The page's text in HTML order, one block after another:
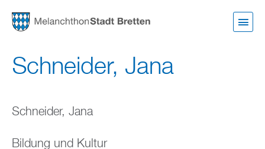
Schneider, Jana
Schneider, Jana
Bildung und Kultur